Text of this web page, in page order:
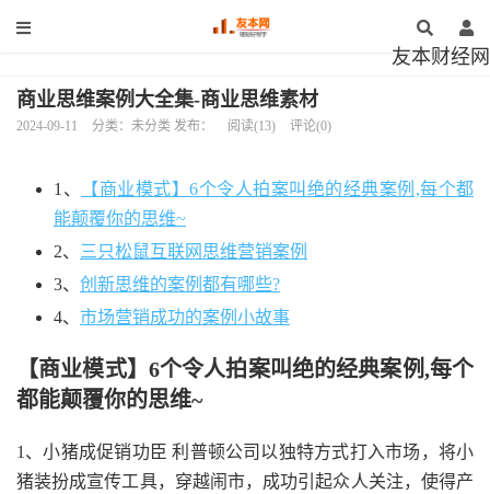
友本财经网
商业思维案例大全集-商业思维素材
2024-09-11 分类：未分类 发布： 阅读(13) 评论(0)
1、
【商业模式】6个令人拍案叫绝的经典案例,每个都
能颠覆你的思维~
2、
三只松鼠互联网思维营销案例
3、 创新思维的案例都有哪些?
4、 市场营销成功的案例小故事
【商业模式】6个令人拍案叫绝的经典案例,每个
都能颠覆你的思维~
1、小猪成促销功臣 利普顿公司以独特方式打入市场，将小
猪装扮成宣传工具，穿越闹市，成功引起众人关注，使得产